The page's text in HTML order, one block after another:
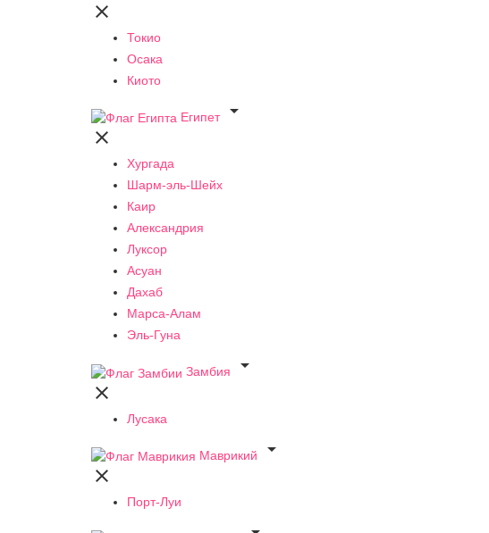

Токио
Осака
Киото
Египет


Хургада
Шарм-эль-Шейх
Каир
Александрия
Луксор
Асуан
Дахаб
Марса-Алам
Эль-Гуна
Замбия


Лусака
Маврикий


Порт-Луи